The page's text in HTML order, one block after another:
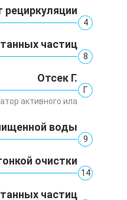
рециркуляции
4
частиц
8
Отсек Г.
Г
активного ила
воды
9
очистки
14
частиц